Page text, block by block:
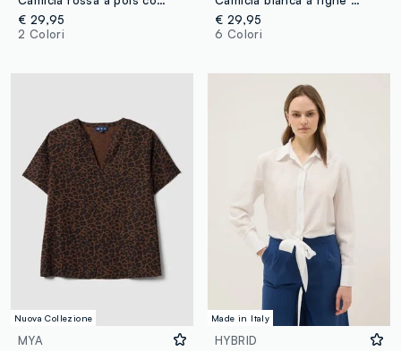
€ 29,95
2 Colori
€ 29,95
6 Colori
Nuova Collezione
MYA
Made in Italy
HYBRID